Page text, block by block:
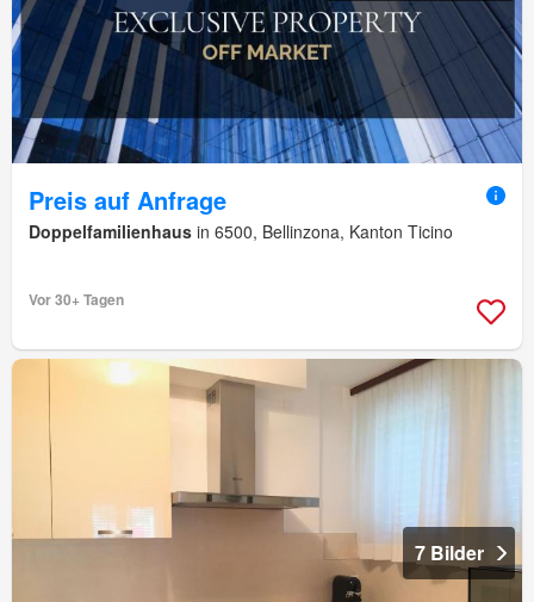
Preis auf Anfrage
Doppelfamilienhaus in 6500, Bellinzona, Kanton Ticino
Vor 30+ Tagen
7 Bilder